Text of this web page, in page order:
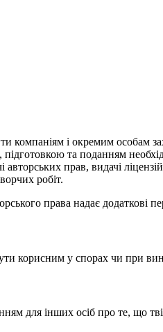
і окремим особам
та поданням
прав, видачі
робіт.
права надає додаткові
корисним у спорах чи при
для інших осіб про те, що